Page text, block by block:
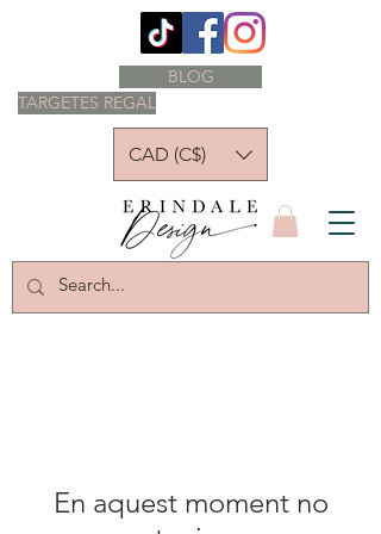
TARGETES REGAL
BLOG
CAD (C$)
En aquest moment no